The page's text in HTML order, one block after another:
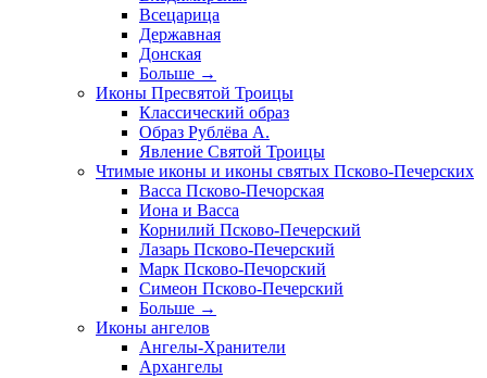
Всецарица
Державная
Донская
Больше →
Иконы Пресвятой Троицы
Классический образ
Образ Рублёва А.
Явление Святой Троицы
Чтимые иконы и иконы святых Псково-Печерских
Васса Псково-Печорская
Иона и Васса
Корнилий Псково-Печерский
Лазарь Псково-Печерский
Марк Псково-Печорский
Симеон Псково-Печерский
Больше →
Иконы ангелов
Ангелы-Хранители
Архангелы